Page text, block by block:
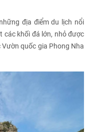
địa điểm du lịch nổi
các khối đá lớn, nhỏ được
quốc gia Phong Nha